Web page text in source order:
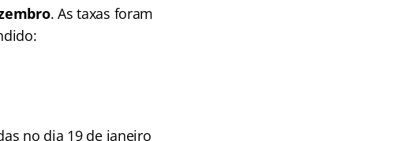
. As taxas foram
no dia 19 de janeiro